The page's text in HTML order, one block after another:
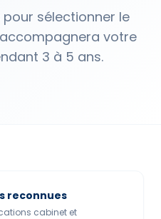
sélectionner le
votre
3 à 5 ans.
reconnues
cabinet et